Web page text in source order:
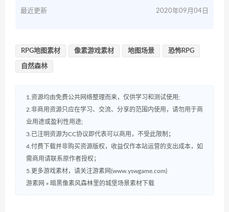
最近更新 2020年09月04日
RPG地图素材 像素游戏素材 地图场景 恐怖RPG
自然森林
1.资源均由免费公共网络整理而来，仅供学习和测试使用;
2.非商用资源只应在学习、交流、分享的范围内使用，请勿用于商
业用途或盈利性用途;
3.已注明资源为CC协议即代表可以商用，不受此限制；
4.付费下载并非购买资源版权，收益仅作本站运营的支出成本，如
需商用请联系原作者授权；
5.更多游戏素材，请关注游素网(www.yswgame.com)
游素网 » 暗黑像素风森林里的城堡场景素材下载